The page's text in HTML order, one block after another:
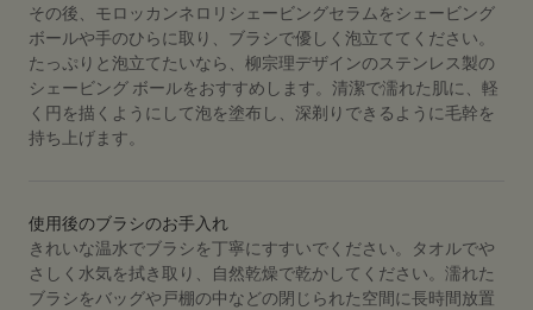
その後、モロッカンネロリシェービングセラムをシェービング
ボールや手のひらに取り、ブラシで優しく泡立ててください。
たっぷりと泡立てたいなら、柳宗理デザインのステンレス製の
シェービング ボールをおすすめします。清潔で濡れた肌に、軽
く円を描くようにして泡を塗布し、深剃りできるように毛幹を
持ち上げます。
使用後のブラシのお手入れ
きれいな温水でブラシを丁寧にすすいでください。タオルでや
さしく水気を拭き取り、自然乾燥で乾かしてください。濡れた
ブラシをバッグや戸棚の中などの閉じられた空間に長時間放置